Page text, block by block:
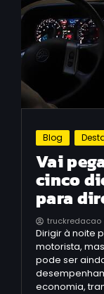
Blog
Vai
cinco
para
truckredacao
Dirigir à noite
motorista,
pode ser
economia,